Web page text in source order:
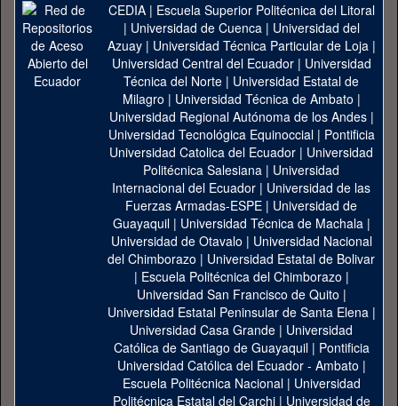
CEDIA| Escuela Superior Politécnica del Litoral
| Universidad de Cuenca| Universidad del
Azuay| Universidad Técnica Particular de Loja|
Universidad Central del Ecuador| Universidad
Técnica del Norte | Universidad Estatal de
Milagro | Universidad Técnica de Ambato |
Universidad Regional Autónoma de los Andes|
Universidad Tecnológica Equinoccial| Pontificia
Universidad Catolica del Ecuador | Universidad
Politécnica Salesiana | Universidad
Internacional del Ecuador | Universidad de las
Fuerzas Armadas-ESPE | Universidad de
Guayaquil| Universidad Técnica de Machala|
Universidad de Otavalo | Universidad Nacional
del Chimborazo | Universidad Estatal de Bolivar
| Escuela Politécnica del Chimborazo |
Universidad San Francisco de Quito |
Universidad Estatal Peninsular de Santa Elena|
Universidad Casa Grande | Universidad
Católica de Santiago de Guayaquil| Pontificia
Universidad Católica del Ecuador - Ambato |
Escuela Politécnica Nacional| Universidad
Politécnica Estatal del Carchi| Universidad de